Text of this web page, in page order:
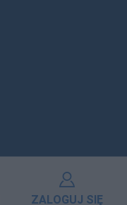
ZALOGUJ SIĘ